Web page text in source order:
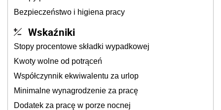
Bezpieczeństwo i higiena pracy
Wskaźniki
Stopy procentowe składki wypadkowej
Kwoty wolne od potrąceń
Współczynnik ekwiwalentu za urlop
Minimalne wynagrodzenie za pracę
Dodatek za pracę w porze nocnej